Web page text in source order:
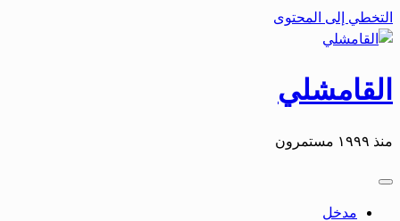
التخطي إلى المحتوى
القامشلي
منذ ١٩٩٩ مستمرون
مدخل